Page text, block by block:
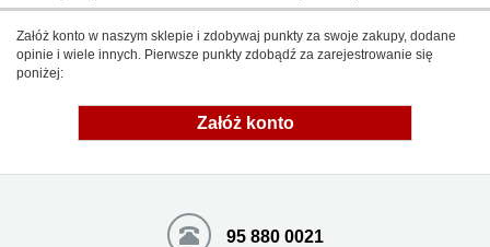
Załóż konto w naszym sklepie i zdobywaj punkty za swoje zakupy, dodane
opinie i wiele innych. Pierwsze punkty zdobądź za zarejestrowanie się
poniżej:
Załóż konto
95 880 0021